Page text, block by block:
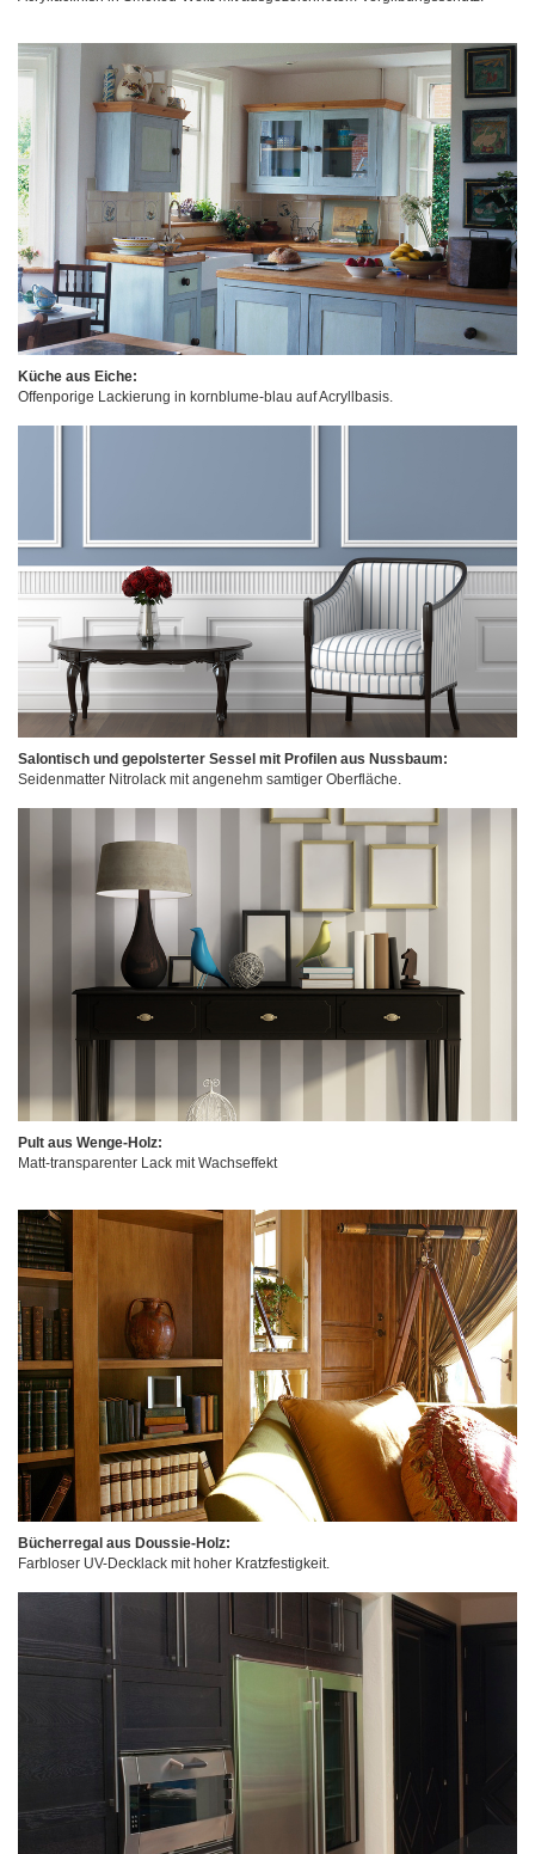
Küche aus Eiche:
Offenporige Lackierung in kornblume-blau auf Acryllbasis.
Salontisch und gepolsterter Sessel mit Profilen aus Nussbaum:
Seidenmatter Nitrolack mit angenehm samtiger Oberfläche.
Pult aus Wenge-Holz:
Matt-transparenter Lack mit Wachseffekt
Bücherregal aus Doussie-Holz:
Farbloser UV-Decklack mit hoher Kratzfestigkeit.